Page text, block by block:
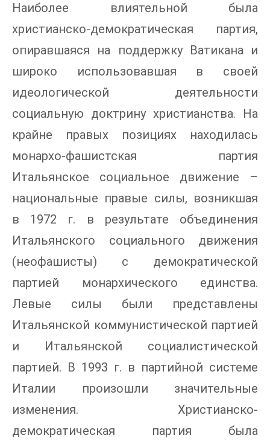
Наиболее влиятельной была
христианско-демократическая партия,
опиравшаяся на поддержку Ватикана и
широко использовавшая в своей
идеологической деятельности
социальную доктрину христианства. На
крайне правых позициях находилась
монархо-фашистская партия
Итальянское социальное движение –
национальные правые силы, возникшая
в 1972 г. в результате объединения
Итальянского социального движения
(неофашисты) с демократической
партией монархического единства.
Левые силы были представлены
Итальянской коммунистической партией
и Итальянской социалистической
партией. В 1993 г. в партийной системе
Италии произошли значительные
изменения. Христианско-
демократическая партия была